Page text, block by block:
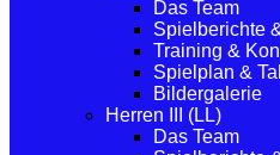
Das Team
Spielberichte
Training &
Spielplan &
Bildergalerie
Herren III (LL)
Das Team